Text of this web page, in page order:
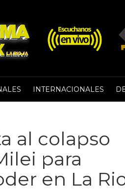
INTERNACIONALES
al colapso
para
en La